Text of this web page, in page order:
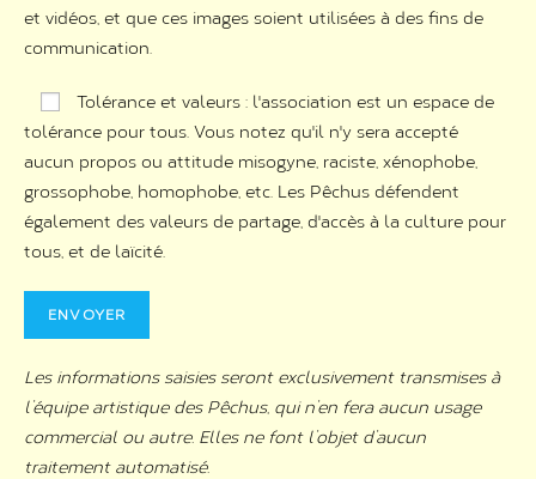
et vidéos, et que ces images soient utilisées à des fins de
communication.
Tolérance et valeurs : l'association est un espace de
tolérance pour tous. Vous notez qu'il n'y sera accepté
aucun propos ou attitude misogyne, raciste, xénophobe,
grossophobe, homophobe, etc. Les Pêchus défendent
également des valeurs de partage, d'accès à la culture pour
tous, et de laïcité.
Les informations saisies seront exclusivement transmises à
l’équipe artistique des Pêchus, qui n’en fera aucun usage
commercial ou autre. Elles ne font l’objet d’aucun
traitement automatisé.